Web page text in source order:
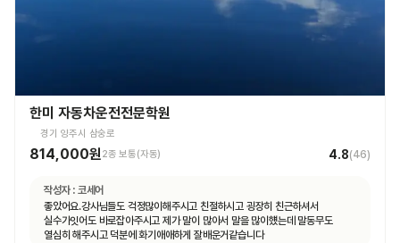
한미 자동차운전전문학원
경기 양주시 삼숭로
814,000원2종 보통(자동) 4.8(46)
작성자 : 코세어
좋았어요.강사님들도 걱정많이해주시고 친절하시고 굉장히 친근하셔서
실수가잇어도 바로잡아주시고 제가 말이 많아서 말을 많이헀는데 말동무도
열심히 해주시고 덕분에 화기애애하게 잘배운거같습니다